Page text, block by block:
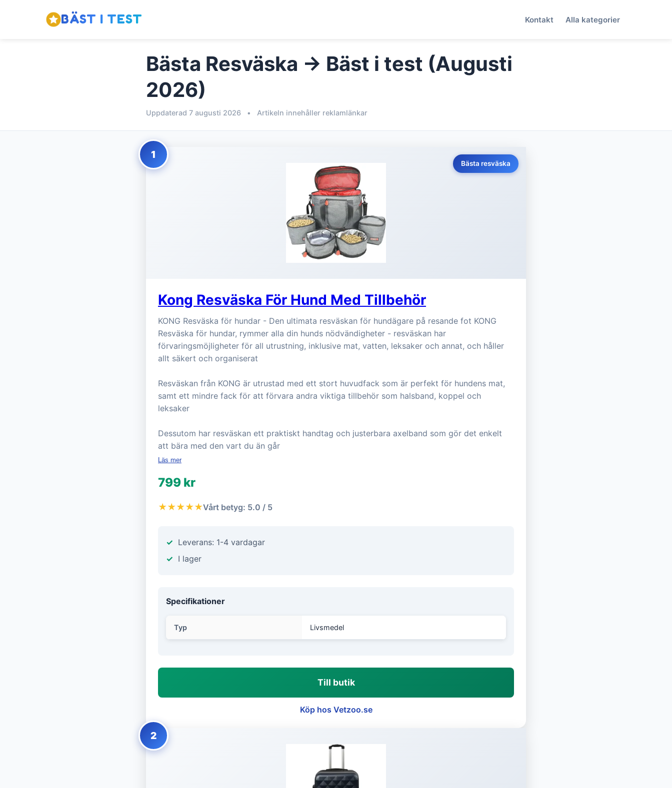
BÄST I TEST Kontakt Alla kategorier
Bästa Resväska → Bäst i test (Augusti
2026)
Uppdaterad 7 augusti 2026 • Artikeln innehåller reklamlänkar
1
Bästa resväska
Kong Resväska För Hund Med Tillbehör
KONG Resväska för hundar - Den ultimata resväskan för hundägare på resande fot KONG
Resväska för hundar, rymmer alla din hunds nödvändigheter - resväskan har
förvaringsmöjligheter för all utrustning, inklusive mat, vatten, leksaker och annat, och håller
allt säkert och organiserat
Resväskan från KONG är utrustad med ett stort huvudfack som är perfekt för hundens mat,
samt ett mindre fack för att förvara andra viktiga tillbehör som halsband, koppel och
leksaker
Dessutom har resväskan ett praktiskt handtag och justerbara axelband som gör det enkelt
att bära med den vart du än går
Läs mer
799 kr
★★★★★Vårt betyg: 5.0 / 5
Leverans: 1-4 vardagar
I lager
Specifikationer
Typ Livsmedel
Till butik
Köp hos Vetzoo.se
2